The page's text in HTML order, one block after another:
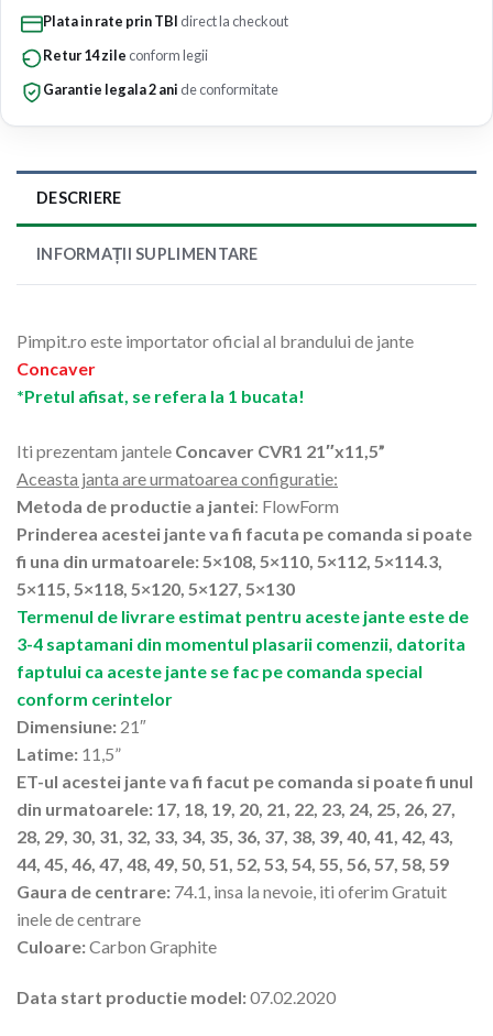
Plata in rate prin TBI direct la checkout
Retur 14 zile conform legii
Garantie legala 2 ani de conformitate
DESCRIERE
INFORMAȚII SUPLIMENTARE
Pimpit.ro este importator oficial al brandului de jante
Concaver
*Pretul afisat, se refera la 1 bucata!
Iti prezentam jantele Concaver CVR1 21″x11,5”
Aceasta janta are urmatoarea configuratie:
Metoda de productie a jantei: FlowForm
Prinderea acestei jante va fi facuta pe comanda si poate
fi una din urmatoarele: 5×108, 5×110, 5×112, 5×114.3,
5×115, 5×118, 5×120, 5×127, 5×130
Termenul de livrare estimat pentru aceste jante este de
3-4 saptamani din momentul plasarii comenzii, datorita
faptului ca aceste jante se fac pe comanda special
conform cerintelor
Dimensiune: 21″
Latime: 11,5”
ET-ul acestei jante va fi facut pe comanda si poate fi unul
din urmatoarele: 17, 18, 19, 20, 21, 22, 23, 24, 25, 26, 27,
28, 29, 30, 31, 32, 33, 34, 35, 36, 37, 38, 39, 40, 41, 42, 43,
44, 45, 46, 47, 48, 49, 50, 51, 52, 53, 54, 55, 56, 57, 58, 59
Gaura de centrare: 74.1, insa la nevoie, iti oferim Gratuit
inele de centrare
Culoare:Carbon Graphite
Data start productie model:07.02.2020